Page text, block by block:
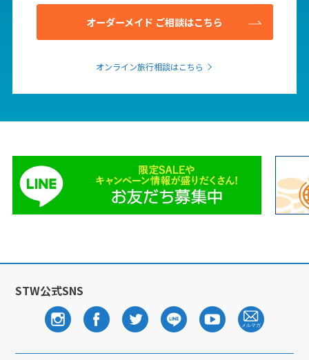
オーダーメイド ご相談はこちら
オンライン旅行相談はこちら
STW公式SNS